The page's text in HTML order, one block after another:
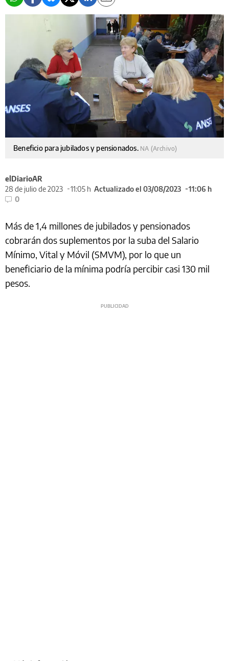
Beneficio para jubilados y pensionados. NA (Archivo)
elDiarioAR
28 de julio de 2023
11:05 h Actualizado el 03/08/2023
11:06 h
0
Más de 1,4 millones de jubilados y pensionados
cobrarán dos suplementos por la suba del Salario
Mínimo, Vital y Móvil (SMVM), por lo que un
beneficiario de la mínima podría percibir casi 130 mil
pesos.